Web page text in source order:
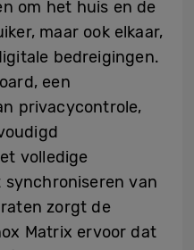
om het huis en de
maar ook elkaar,
bedreigingen.
een
privacycontrole,
volledige
van
zorgt de
Matrix ervoor dat